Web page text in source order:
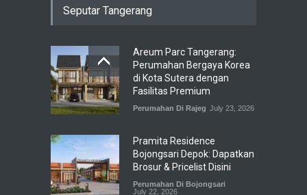
Seputar Tangerang
Areum Parc Tangerang:
Perumahan Bergaya Korea
di Kota Sutera dengan
Fasilitas Premium
Perumahan Di Rajeg July 23, 2026
Pramita Residence
Bojongsari Depok: Dapatkan
Brosur & Pricelist Disini
Perumahan Di Bojongsari
July 22, 2026